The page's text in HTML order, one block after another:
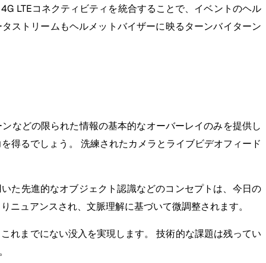
LTEコネクティビティを統合することで、イベントのヘル
ストリームもヘルメットバイザーに映るターンバイターン
などの限られた情報の基本的なオーバーレイのみを提供し
得るでしょう。 洗練されたカメラとライブビデオフィード
た先進的なオブジェクト認識などのコンセプトは、今日の
ュアンスされ、文脈理解に基づいて微調整されます。
れまでにない没入を実現します。 技術的な課題は残ってい